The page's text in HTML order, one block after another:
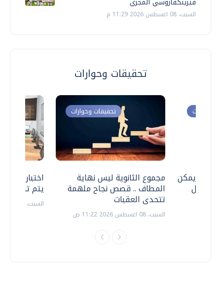
السبت، 08 اغسطس 2026 11:29 م
تحقيقات وحوارات
اختبارات
يتم
السبت، 18 يوليو 2026 09:22 ص
تحقيقات وحوارات
مجموع الثانوية ليس نهاية
المطاف .. قصص نجاح ملهمة
تتحدى العقبات
السبت، 08 اغسطس 2026 11:22 ص
وحوارات
.. هل يمكن
نتعامل